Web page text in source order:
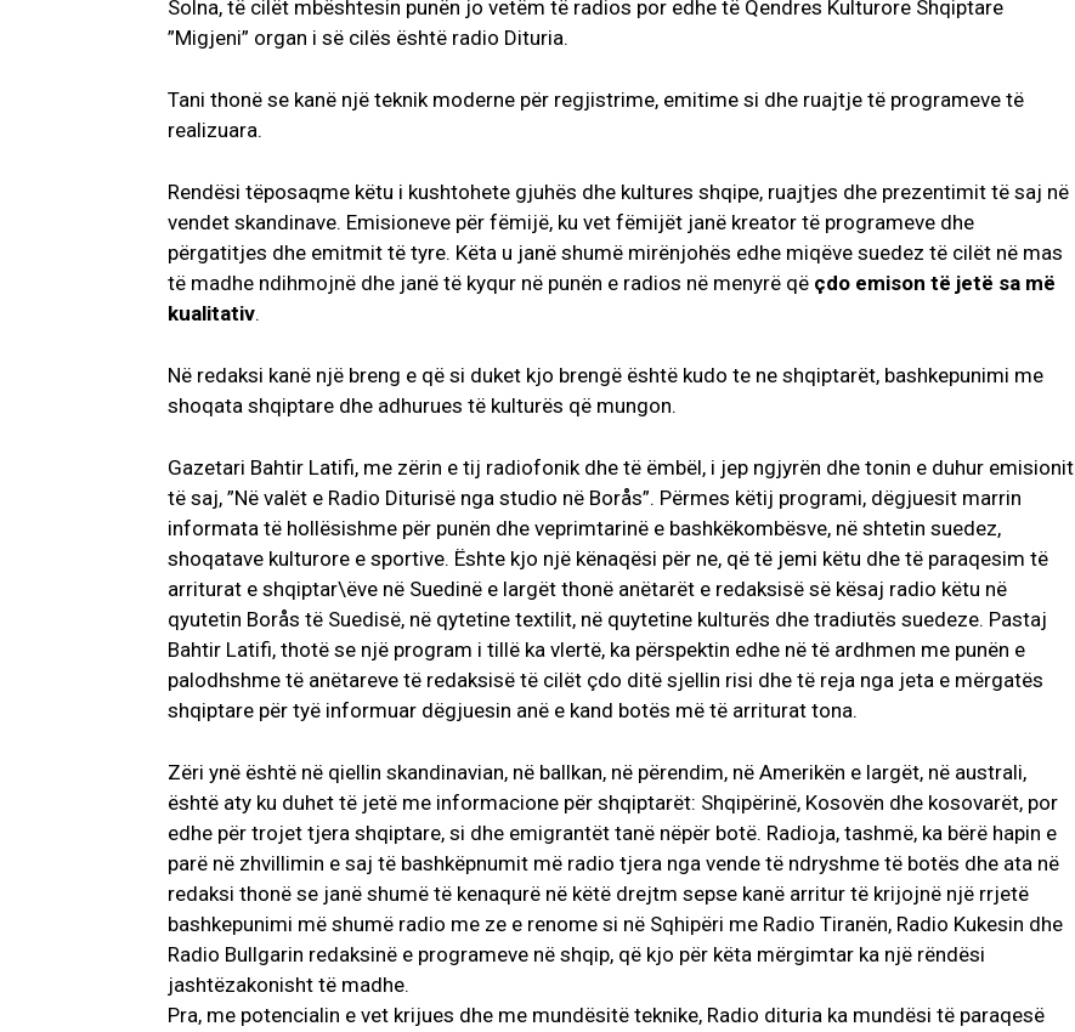
Solna, të cilët mbështesin punën jo vetëm të radios por edhe të Qendres Kulturore Shqiptare
”Migjeni” organ i së cilës është radio Dituria.
Tani thonë se kanë një teknik moderne për regjistrime, emitime si dhe ruajtje të programeve të
realizuara.
Rendësi tëposaqme këtu i kushtohete gjuhës dhe kultures shqipe, ruajtjes dhe prezentimit të saj në
vendet skandinave. Emisioneve për fëmijë, ku vet fëmijët janë kreator të programeve dhe
përgatitjes dhe emitmit të tyre. Këta u janë shumë mirënjohës edhe miqëve suedez të cilët në mas
të madhe ndihmojnë dhe janë të kyqur në punën e radios në menyrë që çdo emison të jetë sa më
kualitativ.
Në redaksi kanë një breng e që si duket kjo brengë është kudo te ne shqiptarët, bashkepunimi me
shoqata shqiptare dhe adhurues të kulturës që mungon.
Gazetari Bahtir Latifi, me zërin e tij radiofonik dhe të ëmbël, i jep ngjyrën dhe tonin e duhur emisionit
të saj, ”Në valët e Radio Diturisë nga studio në Borås”. Përmes këtij programi, dëgjuesit marrin
informata të hollësishme për punën dhe veprimtarinë e bashkëkombësve, në shtetin suedez,
shoqatave kulturore e sportive. Ështe kjo një kënaqësi për ne, që të jemi këtu dhe të paraqesim të
arriturat e shqiptar\ëve në Suedinë e largët thonë anëtarët e redaksisë së kësaj radio këtu në
qyutetin Borås të Suedisë, në qytetine textilit, në quytetine kulturës dhe tradiutës suedeze. Pastaj
Bahtir Latifi, thotë se një program i tillë ka vlertë, ka përspektin edhe në të ardhmen me punën e
palodhshme të anëtareve të redaksisë të cilët çdo ditë sjellin risi dhe të reja nga jeta e mërgatës
shqiptare për tyë informuar dëgjuesin anë e kand botës më të arriturat tona.
Zëri ynë është në qiellin skandinavian, në ballkan, në përendim, në Amerikën e largët, në australi,
është aty ku duhet të jetë me informacione për shqiptarët: Shqipërinë, Kosovën dhe kosovarët, por
edhe për trojet tjera shqiptare, si dhe emigrantët tanë nëpër botë. Radioja, tashmë, ka bërë hapin e
parë në zhvillimin e saj të bashkëpnumit më radio tjera nga vende të ndryshme të botës dhe ata në
redaksi thonë se janë shumë të kenaqurë në këtë drejtm sepse kanë arritur të krijojnë një rrjetë
bashkepunimi më shumë radio me ze e renome si në Sqhipëri me Radio Tiranën, Radio Kukesin dhe
Radio Bullgarin redaksinë e programeve në shqip, që kjo për këta mërgimtar ka një rëndësi
jashtëzakonisht të madhe.
Pra, me potencialin e vet krijues dhe me mundësitë teknike, Radio dituria ka mundësi të paraqesë